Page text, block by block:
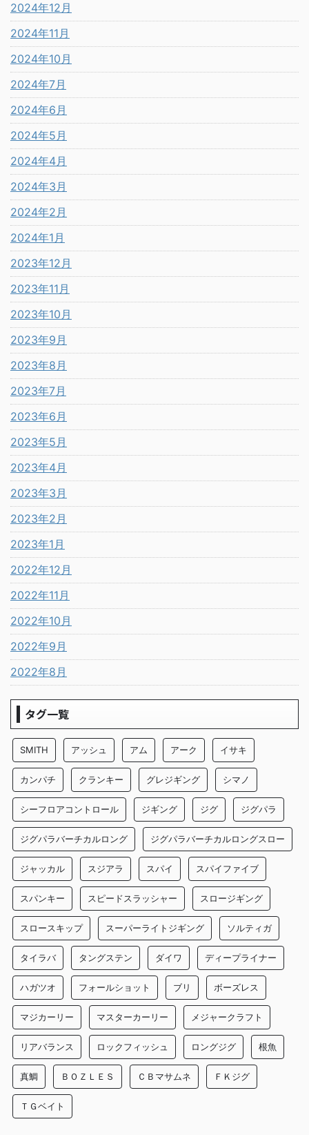
2024年12月
2024年11月
2024年10月
2024年7月
2024年6月
2024年5月
2024年4月
2024年3月
2024年2月
2024年1月
2023年12月
2023年11月
2023年10月
2023年9月
2023年8月
2023年7月
2023年6月
2023年5月
2023年4月
2023年3月
2023年2月
2023年1月
2022年12月
2022年11月
2022年10月
2022年9月
2022年8月
タグ一覧
SMITH アッシュ アム アーク イサキ
カンパチ クランキー グレジギング シマノ
シーフロアコントロール ジギング ジグ ジグパラ
ジグパラバーチカルロング ジグパラバーチカルロングスロー
ジャッカル スジアラ スパイ スパイファイブ
スパンキー スピードスラッシャー スロージギング
スロースキップ スーパーライトジギング ソルティガ
タイラバ タングステン ダイワ ディープライナー
ハガツオ フォールショット ブリ ボーズレス
マジカーリー マスターカーリー メジャークラフト
リアバランス ロックフィッシュ ロングジグ 根魚
真鯛 ＢＯＺＬＥＳ ＣＢマサムネ ＦＫジグ
ＴＧベイト